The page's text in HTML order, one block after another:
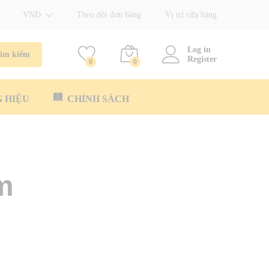
VNĐ Theo dõi đơn hàng Vị trí cửa hàng
kiếm
0 0
Log in
Register
HIỆU CHÍNH SÁCH